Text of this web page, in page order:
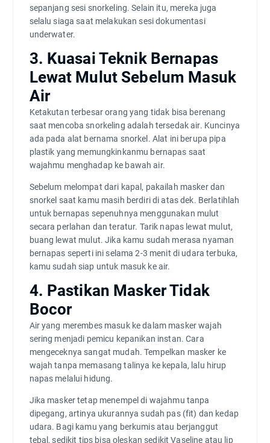
sepanjang sesi snorkeling. Selain itu, mereka juga
selalu siaga saat melakukan sesi dokumentasi
underwater.
3. Kuasai Teknik Bernapas
Lewat Mulut Sebelum Masuk
Air
Ketakutan terbesar orang yang tidak bisa berenang
saat mencoba snorkeling adalah tersedak air. Kuncinya
ada pada alat bernama snorkel. Alat ini berupa pipa
plastik yang memungkinkanmu bernapas saat
wajahmu menghadap ke bawah air.
Sebelum melompat dari kapal, pakailah masker dan
snorkel saat kamu masih berdiri di atas dek. Berlatihlah
untuk bernapas sepenuhnya menggunakan mulut
secara perlahan dan teratur. Tarik napas lewat mulut,
buang lewat mulut. Jika kamu sudah merasa nyaman
bernapas seperti ini selama 2-3 menit di udara terbuka,
kamu sudah siap untuk masuk ke air.
4. Pastikan Masker Tidak
Bocor
Air yang merembes masuk ke dalam masker wajah
sering menjadi pemicu kepanikan instan. Cara
mengeceknya sangat mudah. Tempelkan masker ke
wajah tanpa memasang talinya ke kepala, lalu hirup
napas melalui hidung.
Jika masker tetap menempel di wajahmu tanpa
dipegang, artinya ukurannya sudah pas (fit) dan kedap
udara. Bagi kamu yang berkumis atau berjanggut
tebal, sedikit tips bisa oleskan sedikit Vaseline atau lip